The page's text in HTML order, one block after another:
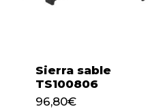
Sierra sable
TS100806
96,80€
96,80